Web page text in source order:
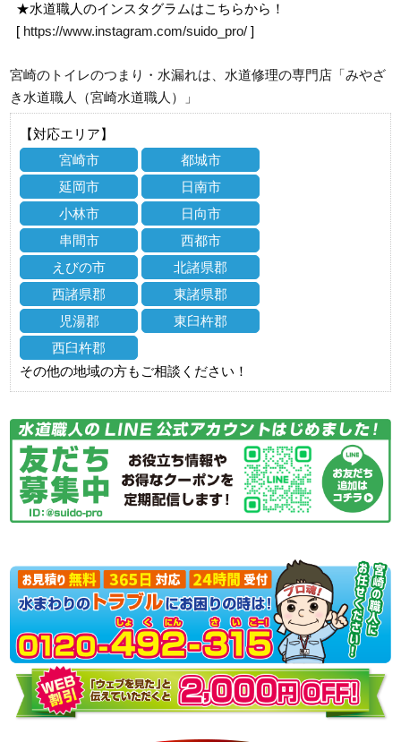
★水道職人のインスタグラムはこちらから！
[ https://www.instagram.com/suido_pro/ ]
宮崎のトイレのつまり・水漏れは、水道修理の専門店「みやざ
き水道職人（宮崎水道職人）」
【対応エリア】
宮崎市
都城市
延岡市
日南市
小林市
日向市
串間市
西都市
えびの市
北諸県郡
西諸県郡
東諸県郡
児湯郡
東臼杵郡
西臼杵郡
その他の地域の方もご相談ください！